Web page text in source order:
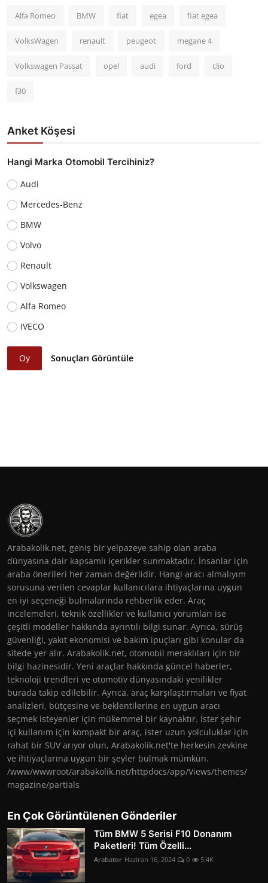
Alfa Romeo BMW fiat egea fiat egea
VolksWagen renault peugeot megane 4
Volkswagen Passat opel audi ford clio
f30
Anket Köşesi
Hangi Marka Otomobil Tercihiniz?
Audi
Mercedes-Benz
BMW
Volvo
Renault
Volkswagen
Alfa Romeo
IVECO
Oy Sonuçları Görüntüle
Arabakolik.net, geniş bir yelpazeye sahip olan araba
dünyasına dair kapsamlı içerikler sunmaktadır. İnsanlar için
araba önerileri her zaman değerlidir. Hangi aracı almalıyım
sorusuna verilen cevaplar kullanıcılara ihtiyaçlarına uygun
en iyi seçeneği bulmalarında rehberlik eder. Araç
incelemeleri, teknik özellikler ve kullanıcı yorumları ise
çeşitli modeller hakkında ayrıntılı bilgi sunar. Ayrıca, sürüş
güvenliği, yakıt ekonomisi ve bakım ipuçları gibi konular da
sitede yer alır. Arabakolik.net, otomobil meraklıları için bir
bilgi hazinesidir. Yeni araçlar hakkında güncel haberler,
teknoloji trendleri ve otomotiv dünyasındaki yenilikler
burada takip edilebilir. Ayrıca, araç karşılaştırmaları ve fiyat
analizleri, bütçesine ve beklentilerine en uygun aracı
seçmek isteyenler için mükemmel bir kaynaktır. İster şehir
içi kullanım için kompakt bir araç, ister uzun yolculuklar için
rahat bir SUV arıyor olun, Arabakolik.net'te herkesin zevkine
ve ihtiyaçlarına uygun bir şeyler bulmak mümkün.
/www/wwwroot/arabakolik.net/httpdocs/app/Views/themes/
magazine/partials
En Çok Görüntülenen Gönderiler
Tüm BMW 5 Serisi F10 Donanım
Paketleri! Tüm Özelli...
Arabator Haziran 16, 2024 0 5.4K